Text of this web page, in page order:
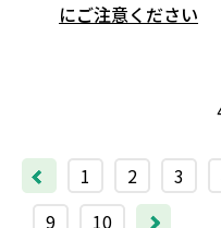
にご注意ください
1 2 3
9
10